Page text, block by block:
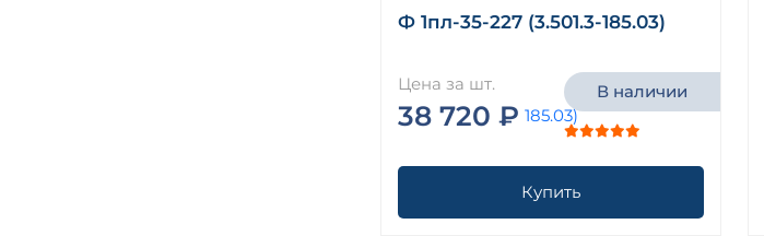
Ф 1пл-35-227 (3.501.3-185.03)
Цена за шт.
38 720 ₽
В наличии
Купить